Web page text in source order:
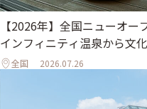
【2026年】全国ニューオ
インフィニティ温泉から文
全国 2026.07.26